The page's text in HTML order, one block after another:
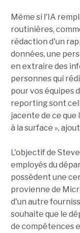
Même si l'IA
routinières,
rédaction d'un
données, une
en extraire des
personnes qui
pour vos équipes
reporting sont
jacente de ce
à la surface »,
L'objectif de
employés du
possèdent une
provienne de
d'un autre
souhaite que le
de compétences